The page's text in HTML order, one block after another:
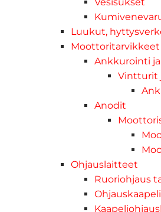
Luukut,
Moottoritarvikkeet
Ankkurointi
Vintturit
Anodit
Ohjauslaitteet
Ruoriohjaus